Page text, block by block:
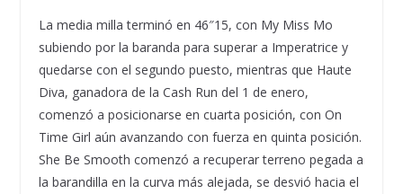
La media milla terminó en 46″15, con My Miss Mo
subiendo por la baranda para superar a Imperatrice y
quedarse con el segundo puesto, mientras que Haute
Diva, ganadora de la Cash Run del 1 de enero,
comenzó a posicionarse en cuarta posición, con On
Time Girl aún avanzando con fuerza en quinta posición.
She Be Smooth comenzó a recuperar terreno pegada a
la barandilla en la curva más alejada, se desvió hacia el